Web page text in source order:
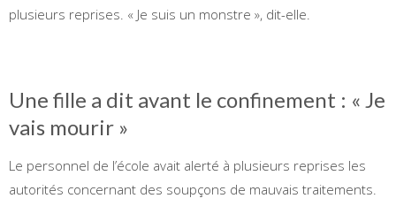
plusieurs reprises. « Je suis un monstre », dit-elle.
Une fille a dit avant le confinement : « Je
vais mourir »
Le personnel de l’école avait alerté à plusieurs reprises les
autorités concernant des soupçons de mauvais traitements.